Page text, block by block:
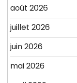
août 2026
juillet 2026
juin 2026
mai 2026